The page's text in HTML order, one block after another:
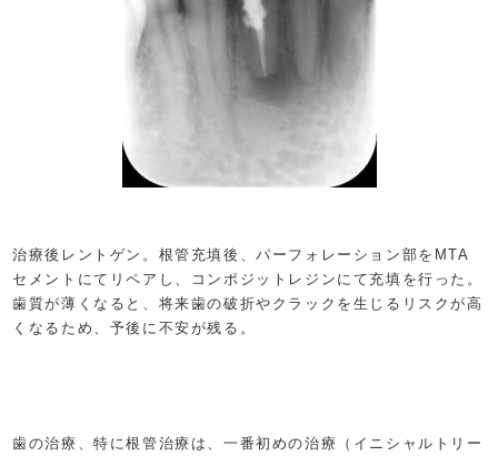
治療後レントゲン。根管充填後、パーフォレーション部をMTA
セメントにてリペアし、コンポジットレジンにて充填を行った。
歯質が薄くなると、将来歯の破折やクラックを生じるリスクが高
くなるため、予後に不安が残る。
歯の治療、特に根管治療は、一番初めの治療（イニシャルトリー